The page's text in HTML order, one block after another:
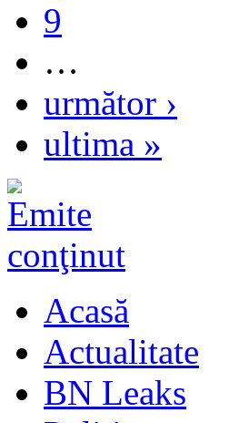
9
…
următor ›
ultima »
Acasă
Actualitate
BN Leaks